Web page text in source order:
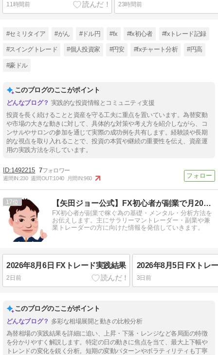
11時間前 23時間前
#セミリタイア #がん #ドル円 #fx #fx初心者 #fxトレード記録
#スイングトレード #個人投資家 #円安 #fxチャート分析 #円高
#豪ドル
このブログのここがポイント
実践的な投資情報とコミュニティ支援
投資を長く続けることと資産を守る工夫に重点を置いています。為替変動
や市場の大きな動きに対して、具体的な対策や考え方を紹介しながら、コ
ンサルやサロンの参加を通じて実際の成功例を共有します。経験談や長期
的な視点を取り入れることで、投資の本質や継続の重要性を伝え、資産運
用の実践方法を示しています。
1492215 7
週間IN:230 週間OUT:1040 月間IN:960
17 【矢田ジョー公式】FX初心者が副業で月20万円を稼ぐ方法
FX初心者が副業で稼ぐ為の基礎・メンタル・分析方法を
お伝えします。主にサラリーマントレーダー・副業や兼
業トレーダーの方に向けた情報を発信していきます。
2026年8月6日 FXトレード実践結果
2日前
2026年8月5日 FXトレ
3日前
このブログのここがポイント
多彩な相場展開と動きの比較分析
為替相場の実践結果を詳細に追い、上昇・下落・レンジなど各局面の特徴
を分かりやすく解説します。特定の日の動きに焦点を当て、最大上下幅や
トレンドの変化を鋭く分析。短期の変動パターンやボラティリティも丁寧